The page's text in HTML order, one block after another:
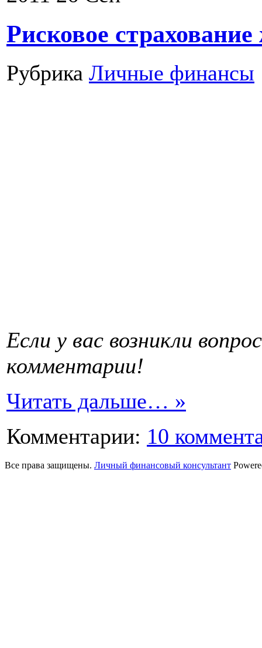
Рисковое
Рубрика Личные финансы
Если у вас возникли
комментарии!
Читать дальше… »
Комментарии: 10
Все права защищены. Личный финансовый консультант